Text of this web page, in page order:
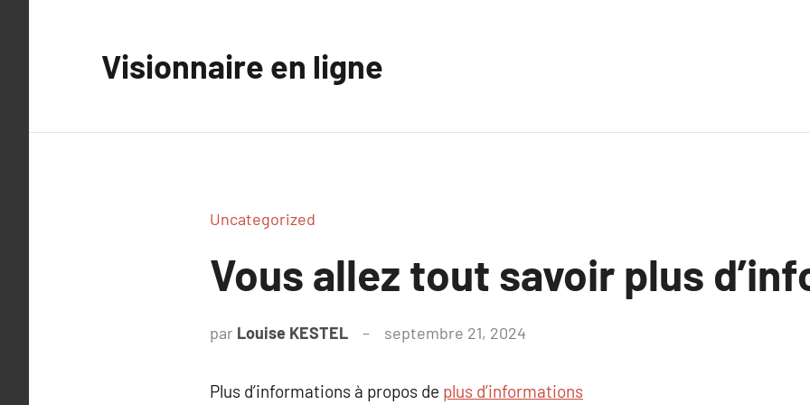
Visionnaire en ligne
Uncategorized
Vous allez tout savoir plus
par Louise KESTEL septembre 21, 2024
Plus d’informations à propos de plus d’informations